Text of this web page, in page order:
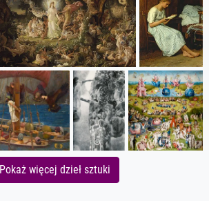
Pokaż więcej dzieł sztuki